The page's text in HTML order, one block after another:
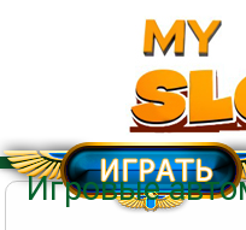
Игровые